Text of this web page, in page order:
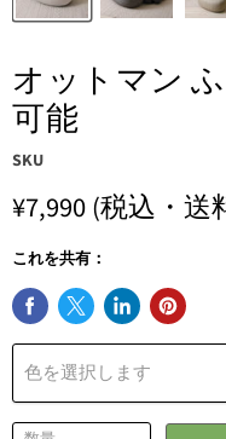
オットマン
可能
SKU
¥7,990(税込・送
これを共有：
色を選択します